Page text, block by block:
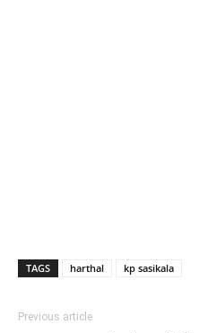
TAGS harthal kp sasikala
Previous article